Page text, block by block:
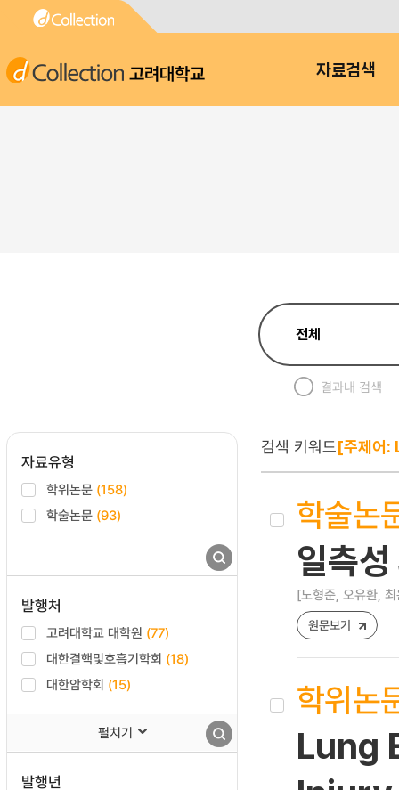
고려대학교 자료검색
결과내 검색
자료유형
학위논문 (158)
학술논문 (93)
발행처
고려대학교 대학원 (77)
대한결핵및호흡기학회 (18)
대한암학회 (15)
펼치기
발행년
검색 키워드[주제어
학술논
일측
[노형준, 오유환,
원문보기
학위논
Lung